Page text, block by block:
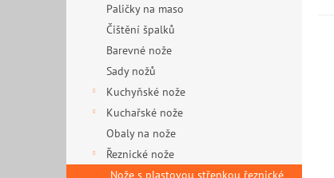
Paličky na maso
Čištění špalků
Barevné nože
Sady nožů
Kuchyňské nože
Kuchařské nože
Obaly na nože
Řeznické nože
Nože s plastovou střenkou řeznické